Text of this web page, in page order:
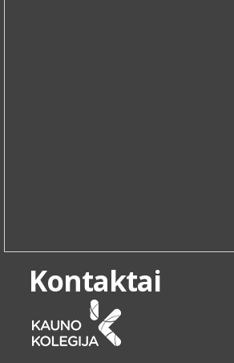
Kontaktai